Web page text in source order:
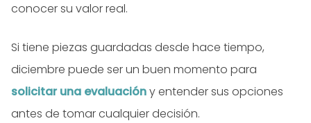
conocer su valor real.
Si tiene piezas guardadas desde hace tiempo,
diciembre puede ser un buen momento para
solicitar una evaluacióny entender sus opciones
antes de tomar cualquier decisión.